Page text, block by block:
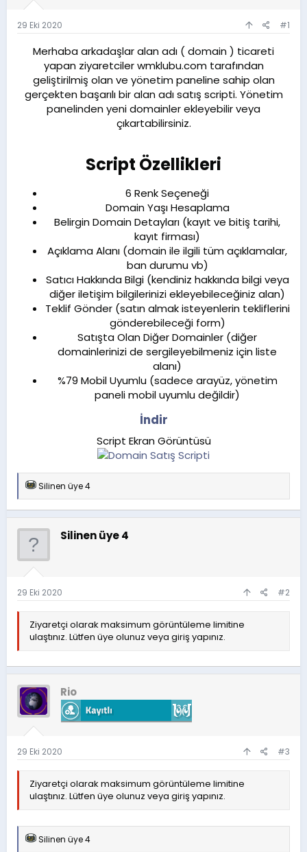
ş
a
a
i
h
i
29 Eki 2020 #1
Merhaba arkadaşlar alan adı ( domain ) ticareti
yapan ziyaretciler wmklubu.com tarafından
geliştirilmiş olan ve yönetim paneline sahip olan
gerçekten başarılı bir alan adı satış scripti. Yönetim
panelinden yeni domainler ekleyebilir veya
çıkartabilirsiniz.
Script Özellikleri​
6 Renk Seçeneği​
Domain Yaşı Hesaplama​
Belirgin Domain Detayları (kayıt ve bitiş tarihi,
kayıt firması)​
Açıklama Alanı (domain ile ilgili tüm açıklamalar,
ban durumu vb)​
Satıcı Hakkında Bilgi (kendiniz hakkında bilgi veya
diğer iletişim bilgilerinizi ekleyebileceğiniz alan)​
Teklif Gönder (satın almak isteyenlerin tekliflerini
gönderebileceği form)​
Satışta Olan Diğer Domainler (diğer
domainlerinizi de sergileyebilmeniz için liste
alanı)​
%79 Mobil Uyumlu (sadece arayüz, yönetim
paneli mobil uyumlu değildir)​
İndir
Script Ekran Görüntüsü
T
i
l
r
Silinen üye 4
Silinen üye 4
29 Eki 2020 #2
Ziyaretçi olarak maksimum görüntüleme limitine
ulaştınız. Lütfen üye olunuz veya giriş yapınız.
Rio
29 Eki 2020 #3
Ziyaretçi olarak maksimum görüntüleme limitine
ulaştınız. Lütfen üye olunuz veya giriş yapınız.
T
Silinen üye 4